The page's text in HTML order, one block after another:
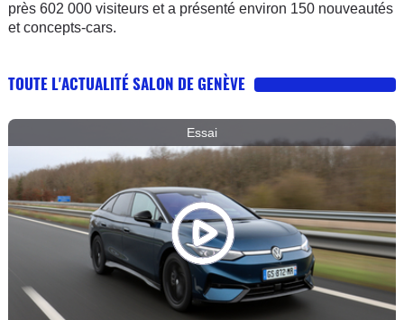
Electriques
Flottes
Services
Forum
près 602 000 visiteurs et a présenté environ 150 nouveautés
et concepts-cars.
TOUTE L'ACTUALITÉ SALON DE GENÈVE
Essai